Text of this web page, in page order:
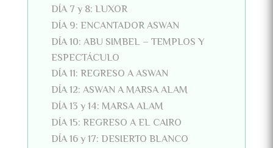
DÍA 7 y 8: LUXOR
DÍA 9: ENCANTADOR ASWAN
DÍA 10: ABU SIMBEL – TEMPLOS Y
ESPECTÁCULO
DÍA 11: REGRESO A ASWAN
DÍA 12: ASWAN A MARSA ALAM
DÍA 13 y 14: MARSA ALAM
DÍA 15: REGRESO A EL CAIRO
DÍA 16 y 17: DESIERTO BLANCO